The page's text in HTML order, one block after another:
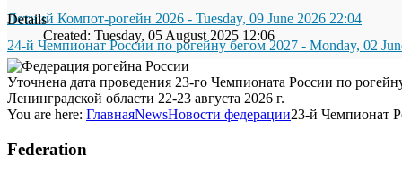
Летний Компот-рогейн 2026 - Tuesday, 09 June 2026 22:04
24-й Чемпионат России по рогейну бегом 2027 - Monday, 02
Details
Created: Tuesday, 05 August 2025 12:06
Уточнена дата проведения 23-го Чемпионата России по
Ленинградской области 22-23 августа 2026 г.
You are here: ГлавнаяNewsНовости федерации23-й Чемпионат
Federation